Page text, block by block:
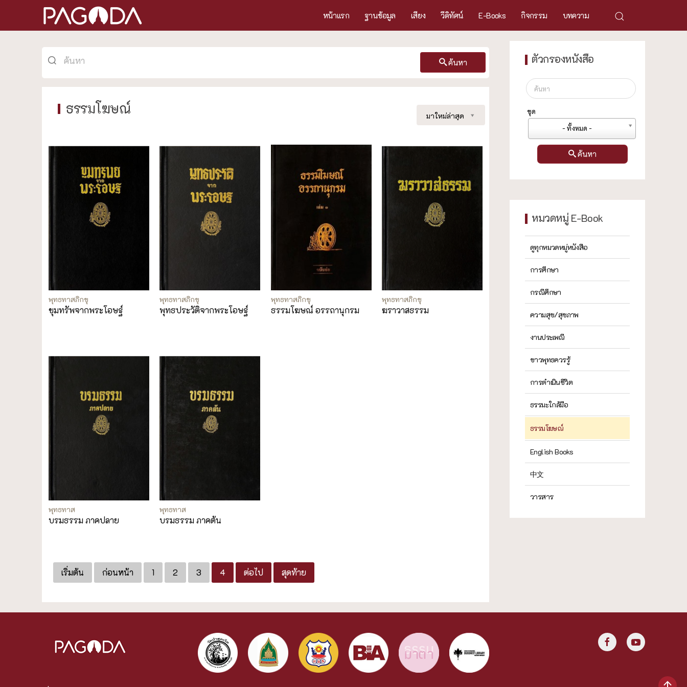
หน้าแรก ฐานข้อมูล เสียง วีดิทัศน์ E-Books กิจกรรม บทความ
ธรรมโฆษณ์
ค้นหา
มาใหม่ล่าสุด
พุทธทาสภิกขุ
ขุมทรัพจากพระโอษฐ์
พุทธทาสภิกขุ
พุทธประวัติจากพระโอษฐ์
พุทธทาสภิกขุ
ธรรมโฆษณ์ อรรถานุกรม
พุทธทาสภิกขุ
ฆราวาสธรรม
พุทธทาส
บรมธรรม ภาคปลาย
พุทธทาส
บรมธรรม ภาคต้น
เริ่มต้น ก่อนหน้า 1 2 3 4 ต่อไป สุดท้าย
ตัวกรองหนังสือ
ชุด
- ทั้งหมด -
ค้นหา
หมวดหมู่ E-Book
ดูทุกหมวดหมู่หนังสือ
การศึกษา
กรณีศึกษา
ความสุข/สุขภาพ
งานประเพณี
ชาวพุทธควรรู้
การดำเนินชีวิต
ธรรมะใกล้มือ
ธรรมโฆษณ์
English Books
中文
วารสาร